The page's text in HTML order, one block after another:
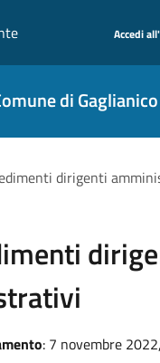
Accedi
di Gaglianico
dirigenti
: 7 novembre